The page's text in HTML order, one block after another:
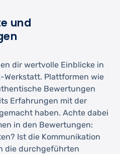
und
dir wertvolle Einblicke in
Werkstatt. Plattformen wie
Bewertungen
Erfahrungen mit der
haben. Achte dabei
in den Bewertungen:
Ist die Kommunikation
die durchgeführten